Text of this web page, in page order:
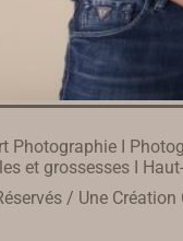
Photographie I
et grossesses I
/ Une Création